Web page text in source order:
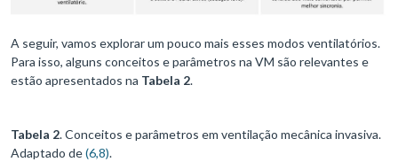
A seguir, vamos explorar um pouco mais esses modos ventilatórios.
Para isso, alguns conceitos e parâmetros na VM são relevantes e
estão apresentados na Tabela 2.
Tabela 2. Conceitos e parâmetros em ventilação mecânica invasiva.
Adaptado de(6,8).